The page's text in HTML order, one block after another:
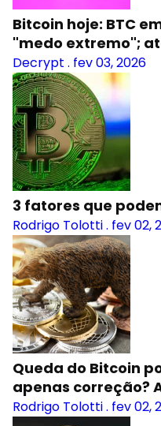
Bitcoin hoje: BTC
"medo extremo";
Decrypt . fev 03, 2026
3 fatores que
Rodrigo Tolotti. fev 02,
Queda do Bitcoin
apenas correção?
Rodrigo Tolotti. fev 02,